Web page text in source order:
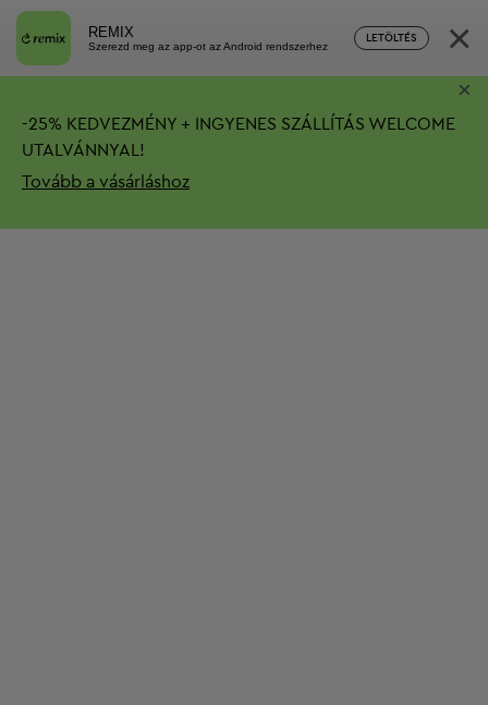
REMIX
Szerezd meg az app-ot az Android rendszerhez
LETÖLTÉS ×
-25% KEDVEZMÉNY + INGYENES SZÁLLÍTÁS WELCOME
UTALVÁNNYAL!
Tovább a vásárláshoz
×